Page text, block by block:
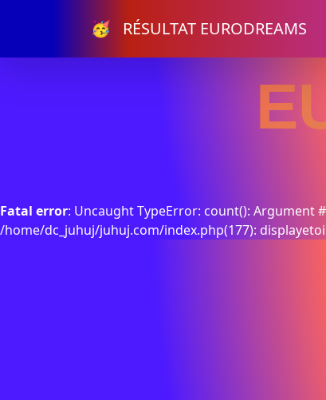
🥳 RÉSULTAT EURODREAMS
Fatal error: Uncaught TypeError: count(): Argument
/home/dc_juhuj/juhuj.com/index.php(177):